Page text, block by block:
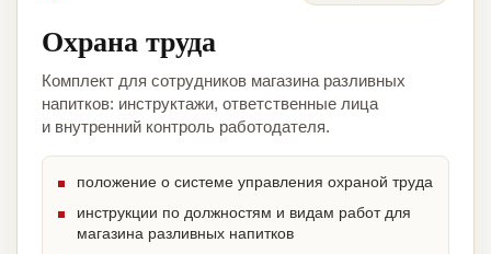
Охрана труда
Комплект для сотрудников магазина разливных
напитков: инструктажи, ответственные лица
и внутренний контроль работодателя.
положение о системе управления охраной труда
инструкции по должностям и видам работ для
магазина разливных напитков